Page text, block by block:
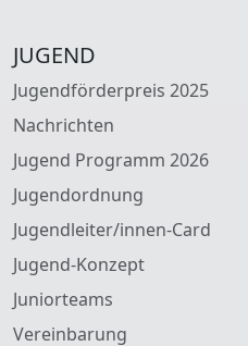
JUGEND
Jugendförderpreis 2025
Nachrichten
Jugend Programm 2026
Jugendordnung
Jugendleiter/innen-Card
Jugend-Konzept
Juniorteams
Vereinbarung